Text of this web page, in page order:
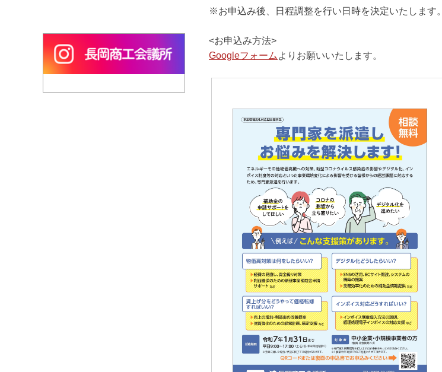
※お申込み後、日程調整を行い日時を決定いたします。
<お申込み方法>
Googleフォーム よりお願いいたします。